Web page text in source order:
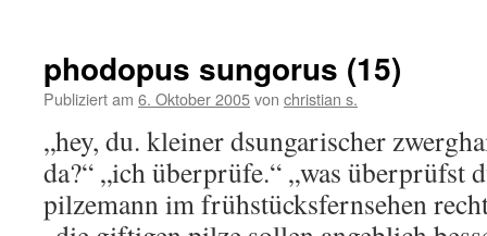
phodopus sungorus (15)
Publiziert am 6. Oktober 2005von christian s.
„hey, du. kleiner dsungarischer
da?“ „ich überprüfe.“ „was überprüfst
pilzemann im frühstücksfernsehen